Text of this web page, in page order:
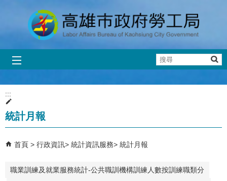
跳到主要內容區塊
搜
尋
:::
統計月報
首頁 行政資訊 統計資訊服務 統計月報
職業訓練及就業服務統計-公共職訓機構訓練人數按訓練職類分